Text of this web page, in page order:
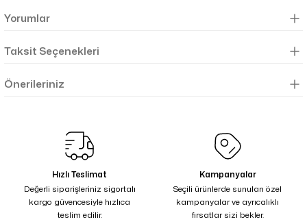
Yorumlar
Taksit Seçenekleri
Önerileriniz
Hızlı Teslimat
Değerli siparişleriniz sigortalı
kargo güvencesiyle hızlıca
teslim edilir.
Kampanyalar
Seçili ürünlerde sunulan özel
kampanyalar ve ayrıcalıklı
fırsatlar sizi bekler.